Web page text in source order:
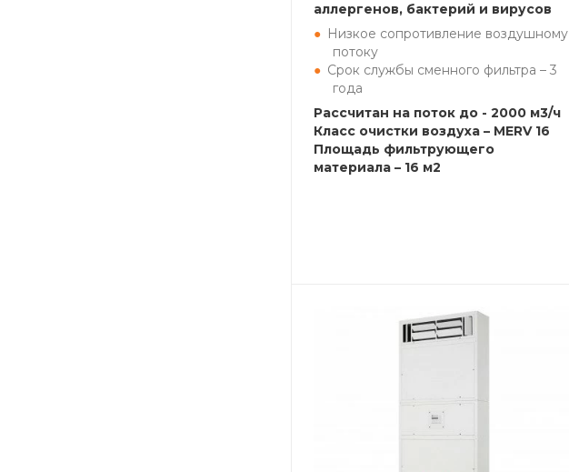
аллергенов, бактерий и вирусов
Низкое сопротивление воздушному
потоку
Срок службы сменного фильтра – 3
года
Рассчитан на поток до - 2000 м3/ч
Класс очистки воздуха – MERV 16
Площадь фильтрующего
материала – 16 м2